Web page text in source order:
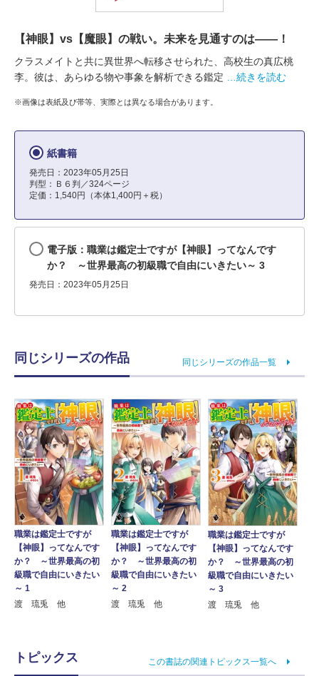
【神眼】vs【魔眼】の戦い。未来を見通すのは――！
クラスメイトと共に異世界へ転移させられた、高校生の真広桃
李。彼は、あらゆる物や事象を解析できる鑑定
…続きを読む
※画像は表紙及び帯等、実際とは異なる場合があります。
紙書籍
発売日：2023年05月25日
判型：Ｂ６判／324ページ
定価：1,540円（本体1,400円＋税）
電子版：職業は鑑定士ですが【神眼】ってなんです
か？ ～世界最高の初級職で自由にいきたい～ 3
発売日：2023年05月25日
同じシリーズの作品 同じシリーズの作品一覧
職業は鑑定士ですが
【神眼】ってなんです
か？ ～世界最高の初
級職で自由にいきたい
～ 1
渡 琉兎 他
職業は鑑定士ですが
【神眼】ってなんです
か？ ～世界最高の初
級職で自由にいきたい
～ 2
渡 琉兎 他
職業は鑑定士ですが
【神眼】ってなんです
か？ ～世界最高の初
級職で自由にいきたい
～ 3
渡 琉兎 他
トピックス この書誌の関連トピックス一覧へ